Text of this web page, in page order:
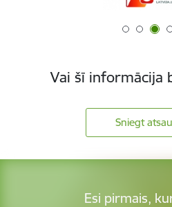
Vai šī informācija
Sniegt
Esi pirmais,